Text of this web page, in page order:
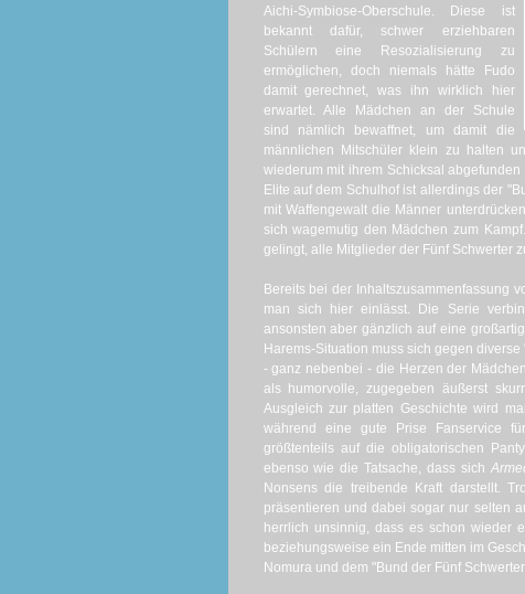
Aichi-Symbiose-Oberschule. Diese ist
bekannt dafür, schwer erziehbaren
Schülern eine Resozialisierung zu
ermöglichen, doch niemals hätte Fudo
damit gerechnet, was ihn wirklich hier
erwartet. Alle Mädchen an der Schule
sind nämlich bewaffnet, um damit die
männlichen Mitschüler klein zu halten
wiederum mit ihrem Schicksal
Elite auf dem Schulhof ist allerdings der
mit Waffengewalt die Männer
sich wagemutig den Mädchen zum
gelingt, alle Mitglieder der Fünf Schwerter
Bereits bei der Inhaltszusammenfassung
man sich hier einlässt. Die Serie
ansonsten aber gänzlich auf eine
Harems-Situation muss sich gegen
- ganz nebenbei - die Herzen der
als humorvolle, zugegeben äußerst
Ausgleich zur platten Geschichte wird
während eine gute Prise Fanservice
größtenteils auf die obligatorischen
ebenso wie die Tatsache, dass sich
Nonsens die treibende Kraft darstellt.
präsentieren und dabei sogar nur selten
herrlich unsinnig, dass es schon wieder
beziehungsweise ein Ende mitten im
Nomura und dem "Bund der Fünf